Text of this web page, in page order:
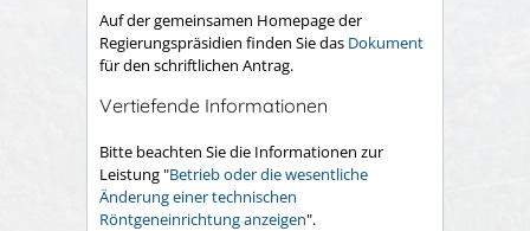
Auf der gemeinsamen Homepage der
Regierungspräsidien finden Sie das Dokument
für den schriftlichen Antrag.
Vertiefende Informationen
Bitte beachten Sie die Informationen zur
Leistung "Betrieb oder die wesentliche
Änderung einer technischen
Röntgeneinrichtung anzeigen".